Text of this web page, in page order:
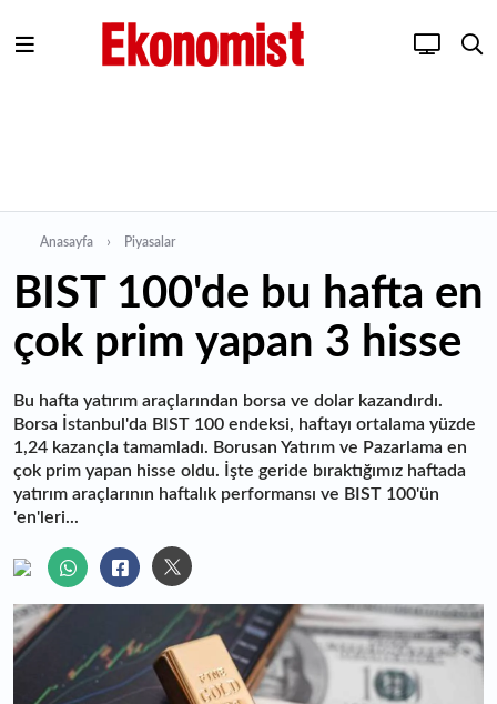
Anasayfa Piyasalar
BIST 100'de bu hafta en
çok prim yapan 3 hisse
Bu hafta yatırım araçlarından borsa ve dolar kazandırdı.
Borsa İstanbul'da BIST 100 endeksi, haftayı ortalama yüzde
1,24 kazançla tamamladı. Borusan Yatırım ve Pazarlama en
çok prim yapan hisse oldu. İşte geride bıraktığımız haftada
yatırım araçlarının haftalık performansı ve BIST 100'ün
'en'leri...